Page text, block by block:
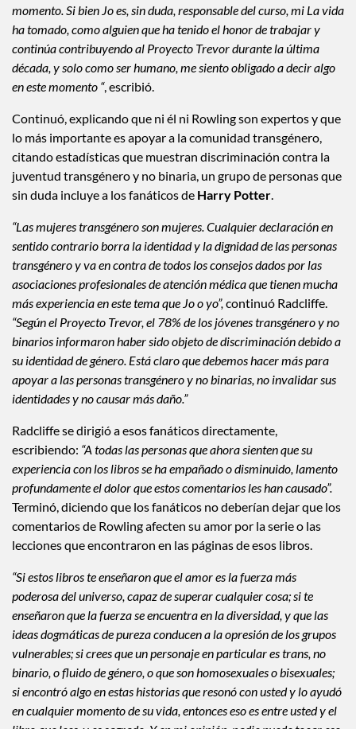
eso no es realmente de lo que se trata, ni es lo importante en este
momento. Si bien Jo es, sin duda, responsable del curso, mi La vida
ha tomado, como alguien que ha tenido el honor de trabajar y
continúa contribuyendo al Proyecto Trevor durante la última
década, y solo como ser humano, me siento obligado a decir algo
Continuó, explicando que ni él ni Rowling son expertos y que
lo más importante es apoyar a la comunidad transgénero,
citando estadísticas que muestran discriminación contra la
juventud transgénero y no binaria, un grupo de personas que
“Las mujeres transgénero son mujeres. Cualquier declaración en
sentido contrario borra la identidad y la dignidad de las personas
transgénero y va en contra de todos los consejos dados por las
asociaciones profesionales de atención médica que tienen mucha
más experiencia en este tema que Jo o yo”,continuó Radcliffe.
“Según el Proyecto Trevor, el 78% de los jóvenes transgénero y no
binarios informaron haber sido objeto de discriminación debido a
su identidad de género. Está claro que debemos hacer más para
apoyar a las personas transgénero y no binarias, no invalidar sus
Radcliffe se dirigió a esos fanáticos directamente,
escribiendo:“A todas las personas que ahora sienten que su
experiencia con los libros se ha empañado o disminuido, lamento
profundamente el dolor que estos comentarios les han causado”.
Terminó, diciendo que los fanáticos no deberían dejar que los
comentarios de Rowling afecten su amor por la serie o las
“Si estos libros te enseñaron que el amor es la fuerza más
poderosa del universo, capaz de superar cualquier cosa; si te
enseñaron que la fuerza se encuentra en la diversidad, y que las
ideas dogmáticas de pureza conducen a la opresión de los grupos
vulnerables; si crees que un personaje en particular es trans, no
binario, o fluido de género, o que son homosexuales o bisexuales;
si encontró algo en estas historias que resonó con usted y lo ayudó